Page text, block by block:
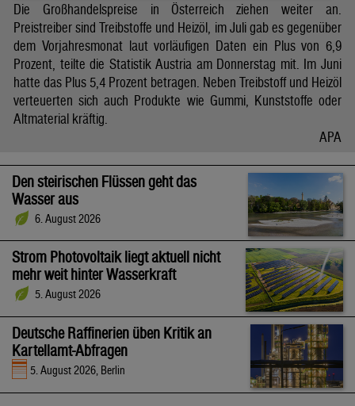
Die Großhandelspreise in Österreich ziehen weiter an.
Preistreiber sind Treibstoffe und Heizöl, im Juli gab es gegenüber
dem Vorjahresmonat laut vorläufigen Daten ein Plus von 6,9
Prozent, teilte die Statistik Austria am Donnerstag mit. Im Juni
hatte das Plus 5,4 Prozent betragen. Neben Treibstoff und Heizöl
verteuerten sich auch Produkte wie Gummi, Kunststoffe oder
Altmaterial kräftig.
APA
Den steirischen Flüssen geht das
Wasser aus
6. August 2026
Strom Photovoltaik liegt aktuell nicht
mehr weit hinter Wasserkraft
5. August 2026
Deutsche Raffinerien üben Kritik an
Kartellamt-Abfragen
5. August 2026, Berlin